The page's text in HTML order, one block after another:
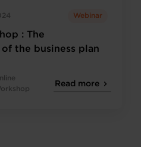
Webinar
: The
the business plan
Read more